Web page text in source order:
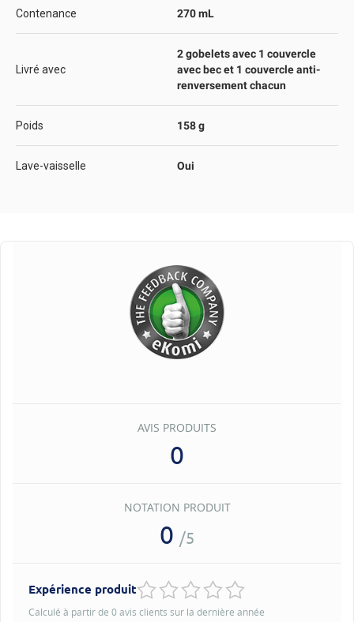
Contenance 270 mL
Livré avec
2 gobelets avec 1 couvercle
avec bec et 1 couvercle anti-
renversement chacun
Poids 158 g
Lave-vaisselle Oui
AVIS PRODUITS
0
NOTATION PRODUIT
0 /5
Expérience produit
Calculé à partir de 0 avis clients sur la dernière année